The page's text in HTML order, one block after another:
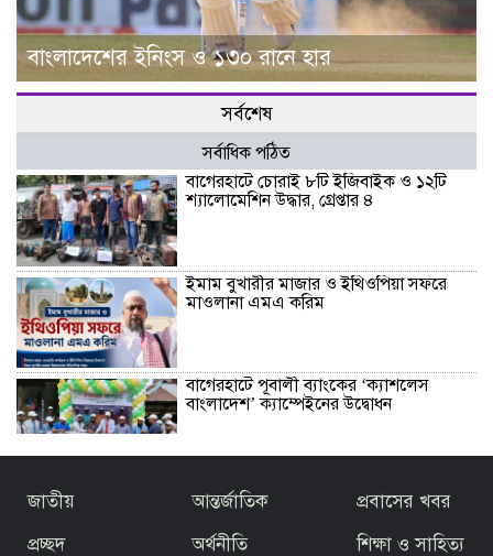
বাংলাদেশের ইনিংস ও ১৩০ রানে হার
সর্বশেষ
সর্বাধিক পঠিত
বাগেরহাটে চোরাই ৮টি ইজিবাইক ও ১২টি
শ্যালোমেশিন উদ্ধার, গ্রেপ্তার ৪
ইমাম বুখারীর মাজার ও ইথিওপিয়া সফরে
মাওলানা এমএ করিম
বাগেরহাটে পূবালী ব্যাংকের ‘ক্যাশলেস
বাংলাদেশ’ ক্যাম্পেইনের উদ্বোধন
বাজেটকে সময়োপযোগী ও জনকল্যাণমুখী
আখ্যা দিলেন মাওলানা এম.এ. করিম ইবনে
জাতীয়
প্রচ্ছদ
আন্তর্জাতিক
অর্থনীতি
প্রবাসের খবর
শিক্ষা ও সাহিত্য